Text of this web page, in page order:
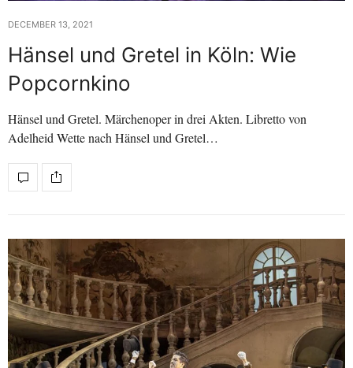
DECEMBER 13, 2021
Hänsel und Gretel in Köln: Wie
Popcornkino
Hänsel und Gretel. Märchenoper in drei Akten. Libretto von
Adelheid Wette nach Hänsel und Gretel…